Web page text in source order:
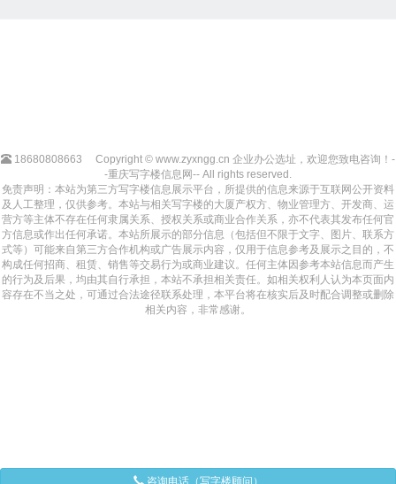
18680808663
Copyright © www.zyxngg.cn 企业办公选址，欢迎您致电咨询！-
-重庆写字楼信息网-- All rights reserved.
免责声明：本站为第三方写字楼信息展示平台，所提供的信息来源于互联网公开资料
及人工整理，仅供参考。本站与相关写字楼的大厦产权方、物业管理方、开发商、运
营方等主体不存在任何隶属关系、授权关系或商业合作关系，亦不代表其发布任何官
方信息或作出任何承诺。本站所展示的部分信息（包括但不限于文字、图片、联系方
式等）可能来自第三方合作机构或广告展示内容，仅用于信息参考及展示之目的，不
构成任何招商、租赁、销售等交易行为或商业建议。任何主体因参考本站信息而产生
的行为及后果，均由其自行承担，本站不承担相关责任。如相关权利人认为本页面内
容存在不当之处，可通过合法途径联系处理，本平台将在核实后及时配合调整或删除
相关内容，非常感谢。
咨询电话（写字楼顾问）